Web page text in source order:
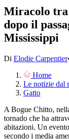
Miracolo tra
dopo il
Mississippi
Di Elodie Carpentier
Home
Le notizie dal
Gatto
A Bogue Chitto,
tornado che ha
abitazioni. Un
secondo i media